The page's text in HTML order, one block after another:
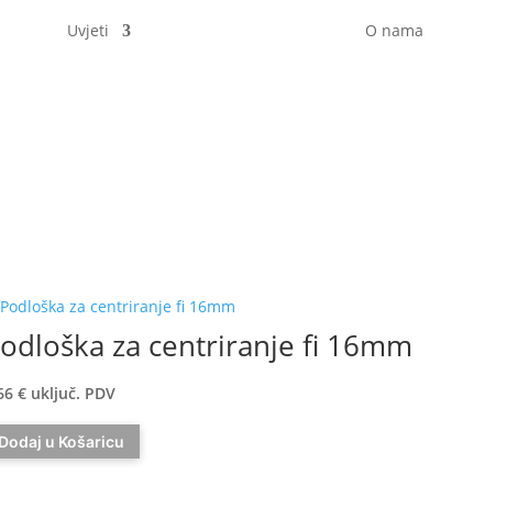
Uvjeti O nama
za centriranje fi 16mm
€ uključ. PDV
u Košaricu